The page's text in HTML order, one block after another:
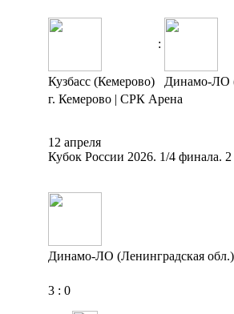
:
Кузбасс (Кемерово)
Динамо-ЛО
г. Кемерово | СРК Арена
12 апреля
Кубок России 2026. 1/4 финала. 2
Динамо-ЛО (Ленинградская обл.)
3 : 0